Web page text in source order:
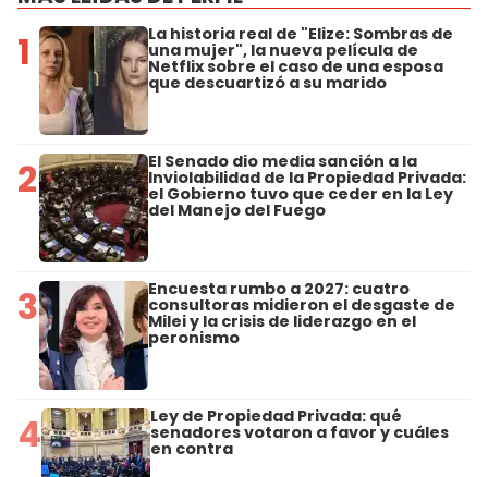
1 La historia real de "Elize: Sombras de
una mujer", la nueva película de
Netflix sobre el caso de una esposa
que descuartizó a su marido
2 El Senado dio media sanción a la
Inviolabilidad de la Propiedad Privada:
el Gobierno tuvo que ceder en la Ley
del Manejo del Fuego
3 Encuesta rumbo a 2027: cuatro
consultoras midieron el desgaste de
Milei y la crisis de liderazgo en el
peronismo
4 Ley de Propiedad Privada: qué
senadores votaron a favor y cuáles
en contra